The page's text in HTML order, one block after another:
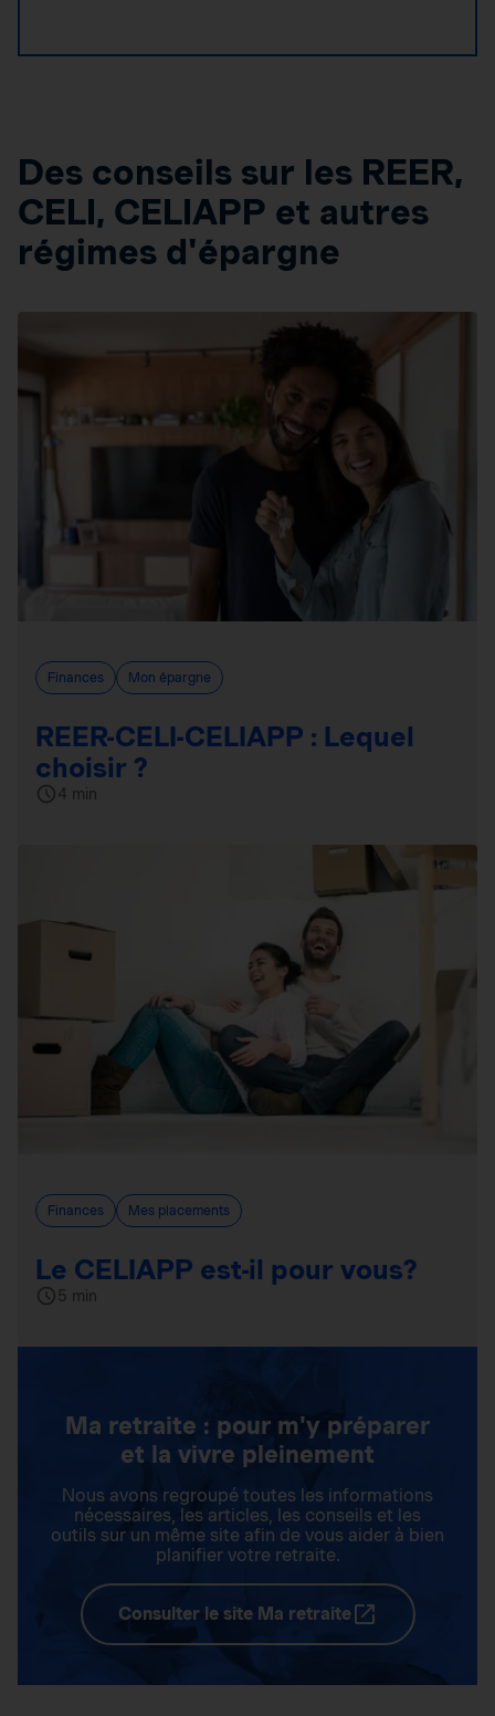
Des conseils sur les REER,
CELI, CELIAPP et autres
régimes d'épargne
Finances Mon épargne
REER-CELI-CELIAPP : Lequel
choisir ?
4 min
Finances Mes placements
Le CELIAPP est-il pour vous?
5 min
Ma retraite : pour m'y préparer
et la vivre pleinement
Nous avons regroupé toutes les informations
nécessaires, les articles, les conseils et les
outils sur un même site afin de vous aider à bien
planifier votre retraite.
Consulter le site Ma retraite